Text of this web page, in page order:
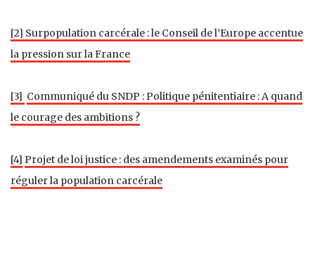
[2] Surpopulation carcérale : le Conseil de l’Europe accentue
la pression sur la France
[3] Communiqué du SNDP : Politique pénitentiaire : A quand
le courage des ambitions ?
[4] Projet de loi justice : des amendements examinés pour
réguler la population carcérale